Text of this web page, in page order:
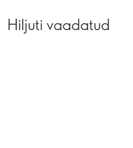
Hiljuti vaadatud